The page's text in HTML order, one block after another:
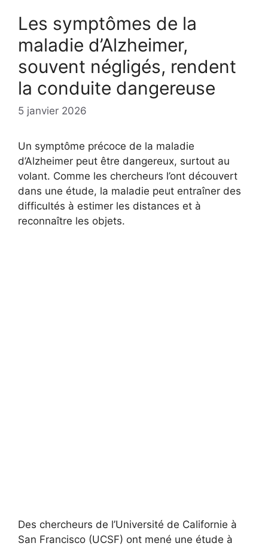
Les symptômes de la
maladie d’Alzheimer,
souvent négligés, rendent
la conduite dangereuse
5 janvier 2026
Un symptôme précoce de la maladie
d’Alzheimer peut être dangereux, surtout au
volant. Comme les chercheurs l’ont découvert
dans une étude, la maladie peut entraîner des
difficultés à estimer les distances et à
reconnaître les objets.
Des chercheurs de l’Université de Californie à
San Francisco (UCSF) ont mené une étude à